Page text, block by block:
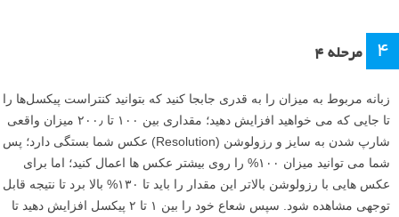
۴ مرحله ۴
زبانه مربوط به میزان را به قدری جابجا کنید که بتوانید کنتراست پیکسل‌ها را
تا جایی که می خواهید افزایش دهید؛ مقداری بین ۱۰۰ تا ۲۰۰٫ میزان واقعی
شارپ شدن به سایز و رزولوشن (Resolution) عکس شما بستگی دارد؛ پس
شما می توانید میزان ۱۰۰% را روی بیشتر عکس ها اعمال کنید؛ اما برای
عکس‌ هایی با رزولوشن بالاتر این مقدار را باید تا ۱۳۰% بالا برد تا نتیجه قابل
توجهی مشاهده شود. سپس شعاع خود را بین ۱ تا ۲ پیکسل افزایش دهید تا